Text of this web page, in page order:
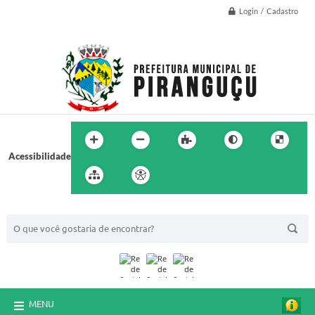
Login / Cadastro
Acessibilidade
MENU